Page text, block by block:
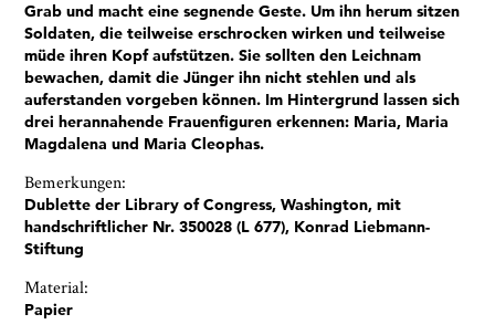
Grab und macht eine segnende Geste. Um ihn herum sitzen
Soldaten, die teilweise erschrocken wirken und teilweise
müde ihren Kopf aufstützen. Sie sollten den Leichnam
bewachen, damit die Jünger ihn nicht stehlen und als
auferstanden vorgeben können. Im Hintergrund lassen sich
drei herannahende Frauenfiguren erkennen: Maria, Maria
Magdalena und Maria Cleophas.
Bemerkungen:
Dublette der Library of Congress, Washington, mit
handschriftlicher Nr. 350028 (L 677), Konrad Liebmann-
Stiftung
Material:
Papier
Ja, ich bin damit einverstanden, dass das
Museumsquartier Osnabrück die oben
angegebenen Informationen speichert, um mir den
Zustimmung jederzeit widerrufen und die
Informationen aus den Systemen des
Museumsquartiers Osnabrück löschen lassen. Es